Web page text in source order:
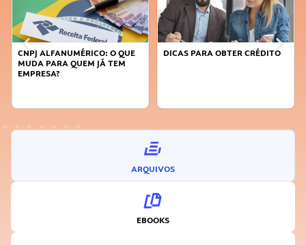
DICAS PARA OBTER CRÉDITO
FAÇA A DIFERENÇA: SEJA
ARQUIVOS
EBOOKS